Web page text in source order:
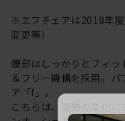
※エフチェアは2018年
変更等）
腰部はしっかりとフィ
＆フリー機構を採用。
ア「f」。
こちらは、姿勢の変化